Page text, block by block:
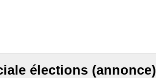
élections (annonce)